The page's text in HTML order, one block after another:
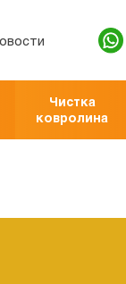
Чистка
ковролина